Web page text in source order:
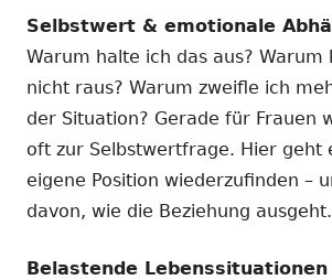
Selbstwert & emotionale
Warum halte ich das aus? Warum
nicht raus? Warum zweifle ich
der Situation? Gerade für Frauen
oft zur Selbstwertfrage. Hier geht
eigene Position wiederzufinden –
davon, wie die Beziehung ausgeht.
Belastende Lebenssituationen